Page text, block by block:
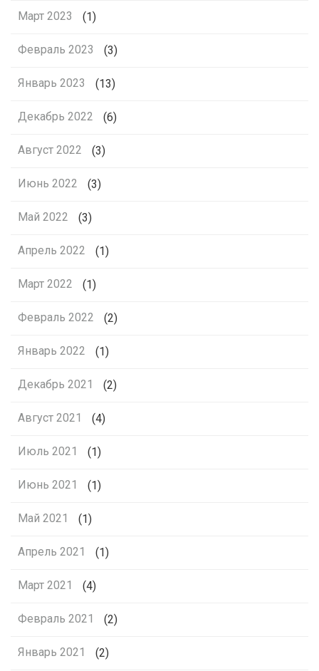
Март 2023 (1)
Февраль 2023 (3)
Январь 2023 (13)
Декабрь 2022 (6)
Август 2022 (3)
Июнь 2022 (3)
Май 2022 (3)
Апрель 2022 (1)
Март 2022 (1)
Февраль 2022 (2)
Январь 2022 (1)
Декабрь 2021 (2)
Август 2021 (4)
Июль 2021 (1)
Июнь 2021 (1)
Май 2021 (1)
Апрель 2021 (1)
Март 2021 (4)
Февраль 2021 (2)
Январь 2021 (2)